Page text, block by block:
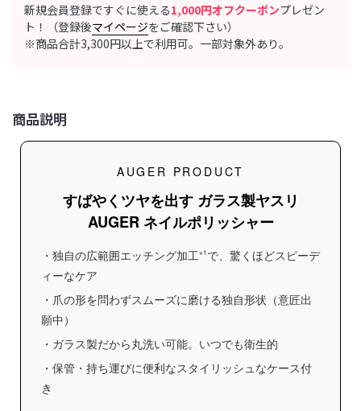
新規会員登録ですぐに使える1,000円オフクーポンプレゼン
ト！（登録後マイページをご確認下さい）
※商品合計3,300円以上で利用可。一部対象外あり。
商品説明
AUGER PRODUCT
すばやくツヤを出す ガラス製ヤスリ
AUGER ネイルポリッシャー
・独自の広範囲エッチング加工※1 で、驚くほどスピーデ
ィーなケア
・爪の形を問わずスムーズに磨ける独自形状（意匠出
願中）
・ガラス製だから丸洗い可能。いつでも衛生的
・保管・持ち運びに便利なスタイリッシュなケース付
き